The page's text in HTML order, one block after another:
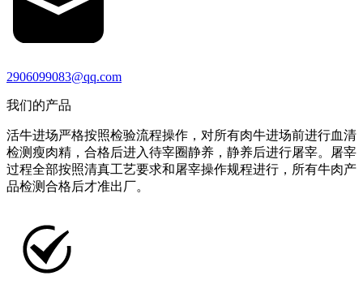
2906099083@qq.com
我们的产品
活牛进场严格按照检验流程操作，对所有肉牛进场前进行血清
检测瘦肉精，合格后进入待宰圈静养，静养后进行屠宰。屠宰
过程全部按照清真工艺要求和屠宰操作规程进行，所有牛肉产
品检测合格后才准出厂。